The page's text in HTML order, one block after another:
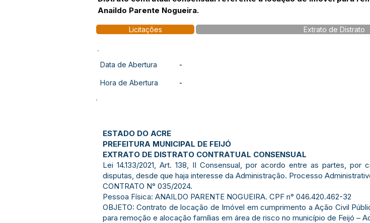
Anaildo Parente Nogueira.
Licitações Extrato de Distrato
Data de Abertura -
Hora de Abertura -
ESTADO DO ACRE
PREFEITURA MUNICIPAL DE FEIJÓ
EXTRATO DE DISTRATO CONTRATUAL CONSENSUAL
Lei 14.133/2021, Art. 138, II Consensual, por acordo entre as partes,
disputas, desde que haja interesse da Administração. Processo
CONTRATO N° 035/2024.
Pessoa Física: ANAILDO PARENTE NOGUEIRA. CPF n° 046.420.462-32
OBJETO: Contrato de locação de Imóvel em cumprimento a Ação Civil
para remoção e alocação famílias em área de risco no município de Feijó –